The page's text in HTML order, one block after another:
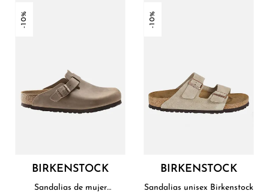
-10%
BIRKENSTOCK
Sandalias de mujer
-10%
BIRKENSTOCK
Sandalias unisex Birkenstock